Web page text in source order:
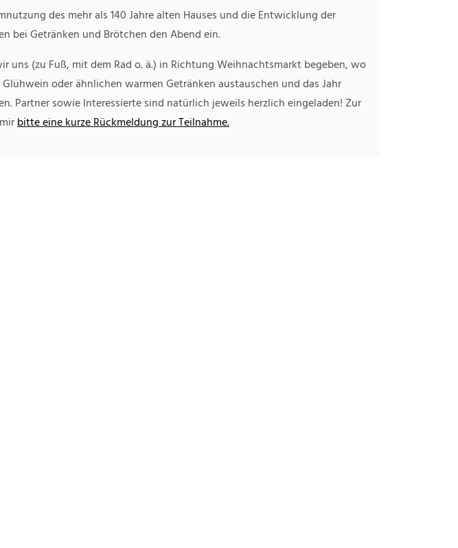
des mehr als 140 Jahre alten Hauses und die Entwicklung der
bei Getränken und Brötchen den Abend ein.
uns (zu Fuß, mit dem Rad o. ä.) in Richtung Weihnachtsmarkt begeben, wo
oder ähnlichen warmen Getränken austauschen und das Jahr
Partner sowie Interessierte sind natürlich jeweils herzlich eingeladen! Zur
bitte eine kurze Rückmeldung zur Teilnahme.